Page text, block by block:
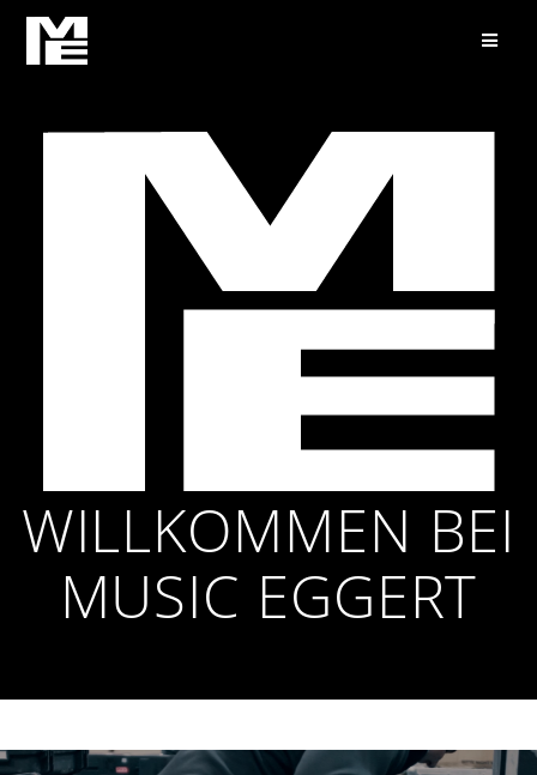
WILLKOMMEN BEI
MUSIC EGGERT